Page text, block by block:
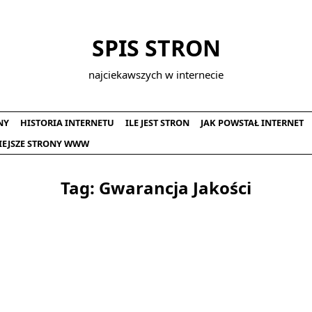
SPIS STRON
najciekawszych w internecie
HISTORIA INTERNETU ILE JEST STRON
JAK POWSTAŁ INTERNET
STRONY WWW
Tag: Gwarancja Jakości